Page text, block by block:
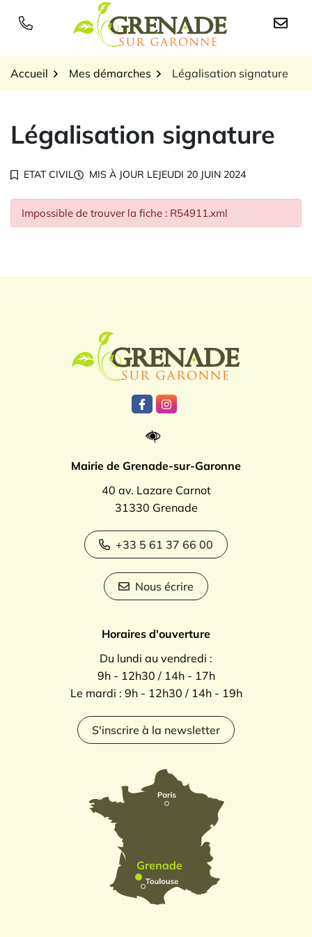
Logo Grenade sur
Accueil Mes démarches Légalisation signature
Légalisation signature
ETAT CIVIL MIS À JOUR LEJEUDI 20 JUIN 2024
Impossible de trouver la fiche : R54911.xml
Lien vers le compte Facebook
Lien vers le compte
Mairie de Grenade-sur-Garonne
40 av. Lazare Carnot
31330 Grenade
+33 5 61 37 66 00
Nous écrire
Horaires d'ouverture
Du lundi au vendredi :
9h - 12h30 / 14h - 17h
Le mardi : 9h - 12h30 / 14h - 19h
S'inscrire à la newsletter